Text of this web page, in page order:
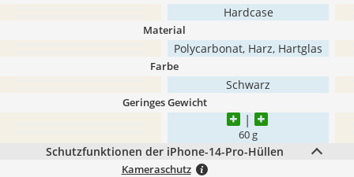
Hardcase
Material
Polycarbonat, Harz, Hartglas
Farbe
Schwarz
Geringes Gewicht
60 g
Schutzfunktionen der iPhone-14-Pro-Hüllen
Kameraschutz